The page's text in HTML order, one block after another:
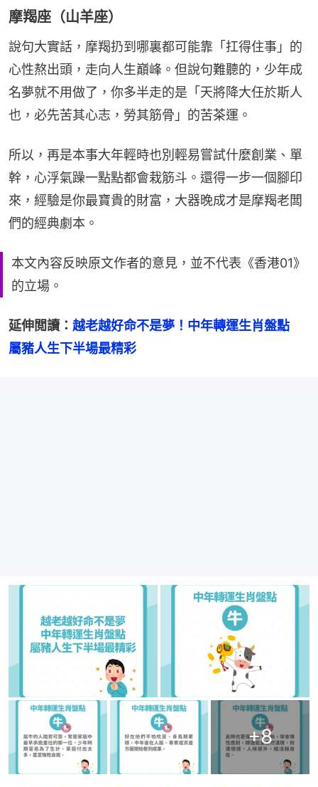
摩羯座（山羊座）
說句大實話，摩羯扔到哪裏都可能靠「扛得住事」的
心性熬出頭，走向人生巔峰。但說句難聽的，少年成
名夢就不用做了，你多半走的是「天將降大任於斯人
也，必先苦其心志，勞其筋骨」的苦茶運。
所以，再是本事大年輕時也別輕易嘗試什麼創業、單
幹，心浮氣躁一點點都會栽筋斗。還得一步一個腳印
來，經驗是你最寶貴的財富，大器晚成才是摩羯老闆
們的經典劇本。
本文內容反映原文作者的意見，並不代表《香港01》
的立場。
延伸閲讀： 越老越好命不是夢！中年轉運生肖盤點
屬豬人生下半場最精彩
+8